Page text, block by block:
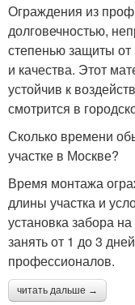
Ограждения из
долговечностью,
степенью защиты
и качества. Этот
устойчив к
смотрится в
Сколько времени
участке в Москве?
Время монтажа
длины участка и
установка забора
занять от 1 до 3
профессионалов.
читать дальше →